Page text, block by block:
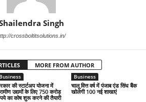
Singh
crossboltitsolutions.in/
MORE FROM AUTHOR
Business
की स्टार्टअप योजना में
उद्यमों के लिए 750 करोड़
का कोष शुरू करने की तैयारी
Business
चालू वित्त वर्ष में पंजाब एंड सिंध बैंक
खोलेगी 100 नई शाखाएं